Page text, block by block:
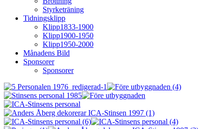
Styrketräning
Tidningsklipp
Klipp1833-1900
Klipp1900-1950
Klipp1950-2000
Månadens Bild
Sponsorer
Sponsorer